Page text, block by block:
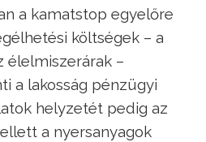
a kamatstop egyelőre
költségek – a
élelmiszerárak –
a lakosság pénzügyi
helyzetét pedig az
a nyersanyagok